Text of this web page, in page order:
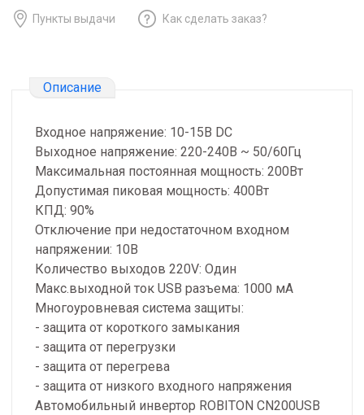
Пункты выдачи Как сделать заказ?
Описание
Входное напряжение: 10-15В DC
Выходное напряжение: 220-240В ~ 50/60Гц
Максимальная постоянная мощность: 200Вт
Допустимая пиковая мощность: 400Вт
КПД: 90%
Отключение при недостаточном входном
напряжении: 10В
Количество выходов 220V: Один
Макс.выходной ток USB разъема: 1000 мА
Многоуровневая система защиты:
- защита от короткого замыкания
- защита от перегрузки
- защита от перегрева
- защита от низкого входного напряжения
Автомобильный инвертор ROBITON CN200USB